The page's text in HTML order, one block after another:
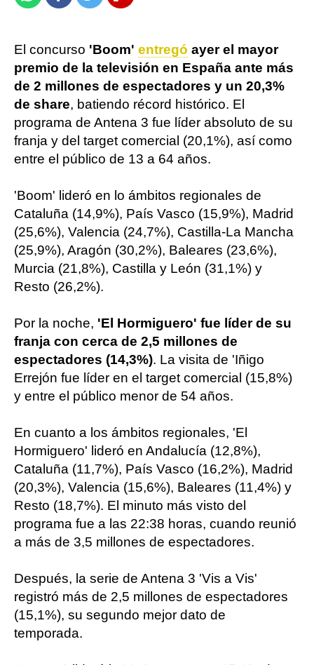
El concurso 'Boom' entregó ayer el mayor
premio de la televisión en España ante más
de 2 millones de espectadores y un 20,3%
de share, batiendo récord histórico. El
programa de Antena 3 fue líder absoluto de su
franja y del target comercial (20,1%), así como
entre el público de 13 a 64 años.
'Boom' lideró en lo ámbitos regionales de
Cataluña (14,9%), País Vasco (15,9%), Madrid
(25,6%), Valencia (24,7%), Castilla-La Mancha
(25,9%), Aragón (30,2%), Baleares (23,6%),
Murcia (21,8%), Castilla y León (31,1%) y
Resto (26,2%).
Por la noche, 'El Hormiguero' fue líder de su
franja con cerca de 2,5 millones de
espectadores (14,3%). La visita de 'Iñigo
Errejón fue líder en el target comercial (15,8%)
y entre el público menor de 54 años.
En cuanto a los ámbitos regionales, 'El
Hormiguero' lideró en Andalucía (12,8%),
Cataluña (11,7%), País Vasco (16,2%), Madrid
(20,3%), Valencia (15,6%), Baleares (11,4%) y
Resto (18,7%). El minuto más visto del
programa fue a las 22:38 horas, cuando reunió
a más de 3,5 millones de espectadores.
Después, la serie de Antena 3 'Vis a Vis'
registró más de 2,5 millones de espectadores
(15,1%), su segundo mejor dato de
temporada.